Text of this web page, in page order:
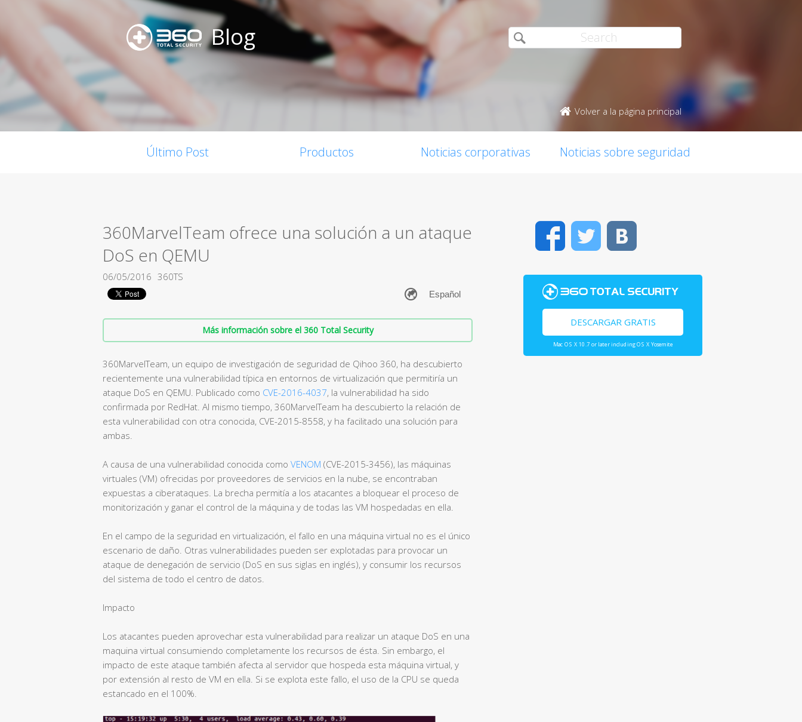
Blog
Volver a la página principal
Último Post Productos Noticias corporativas Noticias sobre seguridad
360MarvelTeam ofrece una solución a un ataque
DoS en QEMU
06/05/2016 360TS
Más información sobre el 360 Total Security
360MarvelTeam, un equipo de investigación de seguridad de Qihoo 360, ha descubierto
recientemente una vulnerabilidad típica en entornos de virtualización que permitiría un
ataque DoS en QEMU. Publicado como CVE-2016-4037, la vulnerabilidad ha sido
confirmada por RedHat. Al mismo tiempo, 360MarvelTeam ha descubierto la relación de
esta vulnerabilidad con otra conocida, CVE-2015-8558, y ha facilitado una solución para
ambas.
A causa de una vulnerabilidad conocida como VENOM (CVE-2015-3456), las máquinas
virtuales (VM) ofrecidas por proveedores de servicios en la nube, se encontraban
expuestas a ciberataques. La brecha permitía a los atacantes a bloquear el proceso de
monitorización y ganar el control de la máquina y de todas las VM hospedadas en ella.
En el campo de la seguridad en virtualización, el fallo en una máquina virtual no es el único
escenario de daño. Otras vulnerabilidades pueden ser explotadas para provocar un
ataque de denegación de servicio (DoS en sus siglas en inglés), y consumir los recursos
del sistema de todo el centro de datos.
Impacto
Los atacantes pueden aprovechar esta vulnerabilidad para realizar un ataque DoS en una
maquina virtual consumiendo completamente los recursos de ésta. Sin embargo, el
impacto de este ataque también afecta al servidor que hospeda esta máquina virtual, y
por extensión al resto de VM en ella. Si se explota este fallo, el uso de la CPU se queda
estancado en el 100%.
FacebookTwitter
DESCARGAR GRATIS
Mac OS X 10.7 or later including OS X Yosemite